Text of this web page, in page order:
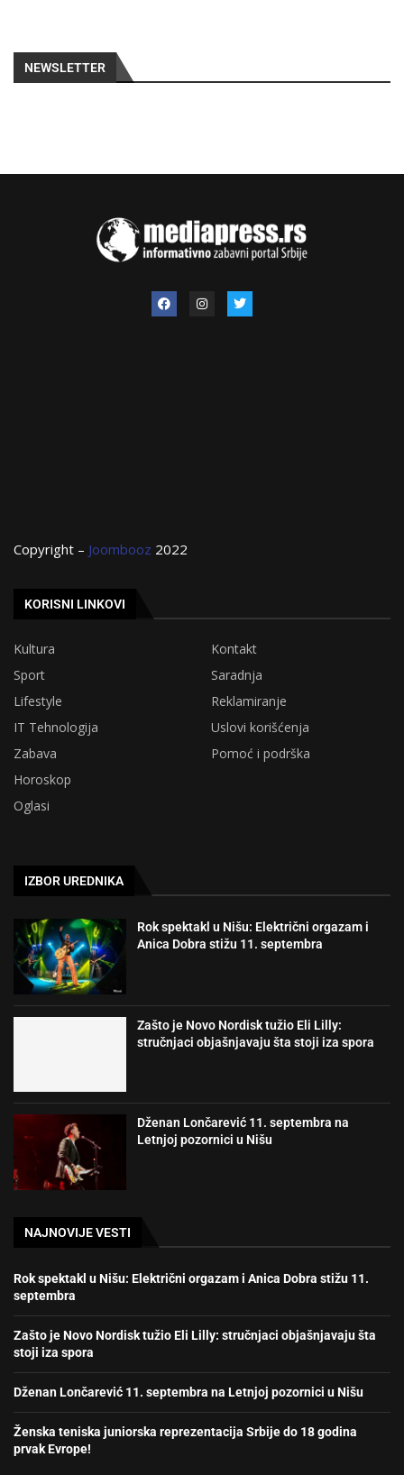
NEWSLETTER
Copyright – Joombooz 2022
KORISNI LINKOVI
Kultura
Kontakt
Sport
Saradnja
Lifestyle
Reklamiranje
IT Tehnologija
Uslovi korišćenja
Zabava
Pomoć i podrška
Horoskop
Oglasi
IZBOR UREDNIKA
Rok spektakl u Nišu: Električni orgazam i
Anica Dobra stižu 11. septembra
Zašto je Novo Nordisk tužio Eli Lilly:
stručnjaci objašnjavaju šta stoji iza spora
Dženan Lončarević 11. septembra na
Letnjoj pozornici u Nišu
NAJNOVIJE VESTI
Rok spektakl u Nišu: Električni orgazam i Anica Dobra stižu 11.
septembra
Zašto je Novo Nordisk tužio Eli Lilly: stručnjaci objašnjavaju šta
stoji iza spora
Dženan Lončarević 11. septembra na Letnjoj pozornici u Nišu
Ženska teniska juniorska reprezentacija Srbije do 18 godina
prvak Evrope!